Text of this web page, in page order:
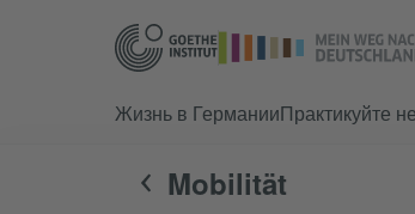
Жизнь в ГерманииПрактикуйте
Mobilität